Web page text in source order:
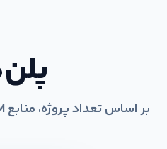
بر اساس تعداد پروژه، منابع CPU/RAM و نیاز به Queue Worker انتخاب کنید.